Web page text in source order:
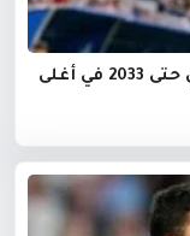
ريال مدريد يعلن رسميًا ضم يان ديوماندي حتى 2033 في أغلى